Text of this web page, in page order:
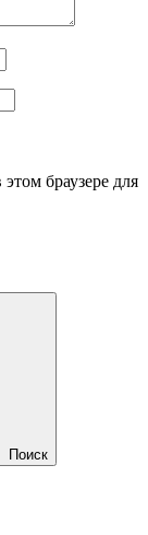
браузере для
Поиск